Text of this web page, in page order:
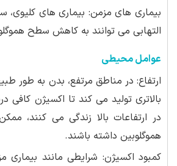
بیماری های مزمن: بیماری های کلیوی،
التهابی می توانند به کاهش سطح
عوامل محیطی
ارتفاع: در مناطق مرتفع، بدن به طور
بالاتری تولید می کند تا اکسیژن کافی
در ارتفاعات بالا زندگی می کنند،
هموگلوبین داشته باشند.
کمبود اکسیژن: شرایطی مانند بیماری